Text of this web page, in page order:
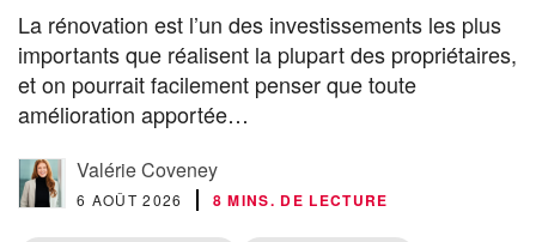
La rénovation est l’un des investissements les plus
importants que réalisent la plupart des propriétaires,
et on pourrait facilement penser que toute
amélioration apportée…
Valérie Coveney
6 AOÛT 2026 8 MINS. DE LECTURE